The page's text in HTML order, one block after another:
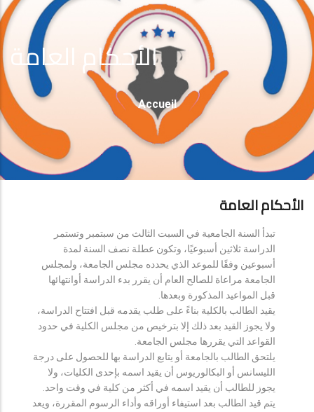
الأحكام العامة
Fil
D'Ariane
Accueil
الأحكام العامة
تبدأ السنة الجامعية في السبت الثالث من سبتمبر وتستمر
الدراسة ثلاثين أسبوعيًا، وتكون عطلة نصف السنة لمدة
أسبوعين وفقًا للموعد الذي يحدده مجلس الجامعة، ولمجلس
الجامعة مراعاة للصالح العام أن يقرر بدء الدراسة أوانتهائها
قبل المواعيد المذكورة وبعدها.
يقيد الطالب بالكلية بناءً على طلب يقدمه قبل افتتاح الدراسة،
ولا يجوز القيد بعد ذلك إلا بترخيص من مجلس الكلية في حدود
القواعد التي يقررها مجلس الجامعة.
يلتحق الطالب بالجامعة أو يتابع الدراسة بها للحصول على درجة
الليسانس أو البكالوريوس أن يقيد اسمه بإحدى الكليات، ولا
يجوز للطالب أن يقيد اسمه في أكثر من كلية في وقت واحد.
يتم قيد الطالب بعد استيفاء أوراقه وأداء الرسوم المقررة، ويعد